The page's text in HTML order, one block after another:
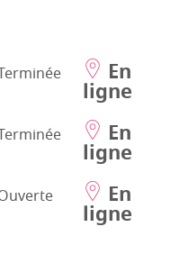
En
ligne
En
ligne
En
ligne